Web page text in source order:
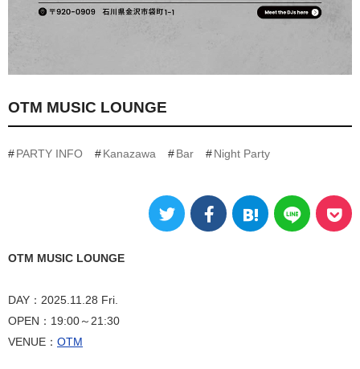
OTM MUSIC LOUNGE
PARTY INFO Kanazawa Bar Night Party
OTM MUSIC LOUNGE
DAY：2025.11.28 Fri.
OPEN：19:00～21:30
VENUE： OTM